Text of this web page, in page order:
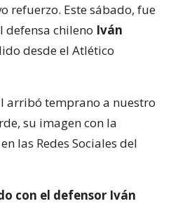
refuerzo. Este sábado, fue
chileno Iván
desde el Atlético
arribó temprano a nuestro
su imagen con la
las Redes Sociales del
con el defensor Iván